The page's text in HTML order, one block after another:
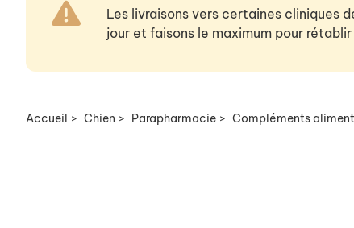
Les livraisons vers certaines cliniques
jour et faisons le maximum pour
Accueil > Chien > Parapharmacie > Compléments